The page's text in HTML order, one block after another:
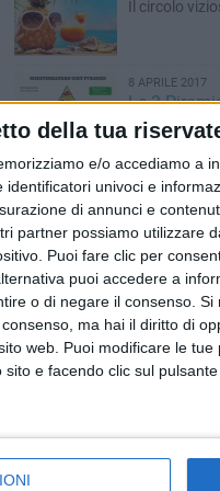
della tua
e/o accediamo a
univoci e
di annunci e
partner possiamo utilizzare
Puoi fare clic per
puoi accedere a
o di negare il consenso. Si
ma hai il diritto di
web. Puoi modificare le
e facendo clic sul
Il circolo
8 APRILE 2017
Le 3
Alimentare,
5 FEBBRAIO
Meno sale,
Come
11 DICEMBRE
Il Natale e
...non si
Capodanno